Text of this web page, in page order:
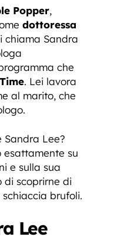
Popper,
dottoressa
chiama Sandra
che
. Lei lavora
al marito, che
Sandra Lee?
esattamente su
e sulla sua
di scoprirne di
brufoli.
Lee